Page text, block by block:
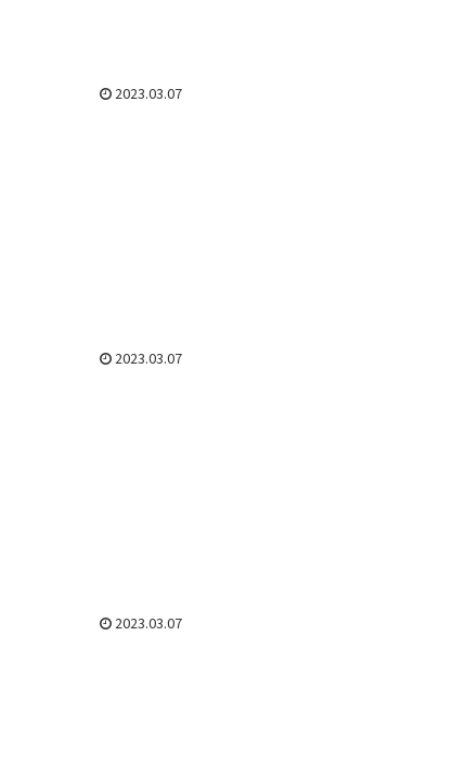
2023.03.07
2023.03.07
2023.03.07